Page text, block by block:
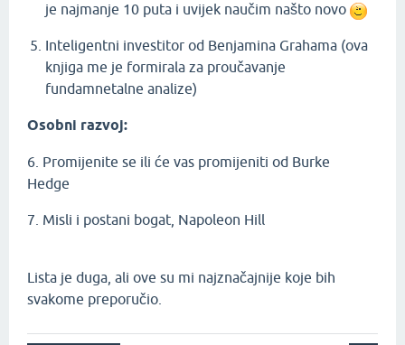
je najmanje 10 puta i uvijek naučim našto novo
Inteligentni investitor od Benjamina Grahama (ova
knjiga me je formirala za proučavanje
fundamnetalne analize)
Osobni razvoj:
6. Promijenite se ili će vas promijeniti od Burke
Hedge
7. Misli i postani bogat, Napoleon Hill
Lista je duga, ali ove su mi najznačajnije koje bih
svakome preporučio.